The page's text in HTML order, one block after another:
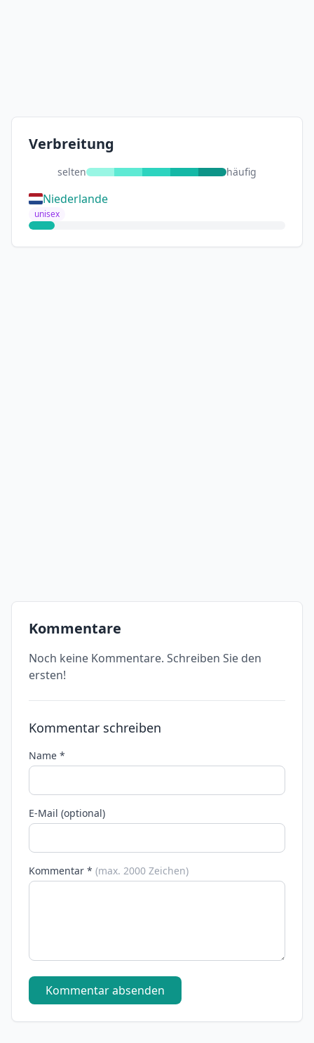
Verbreitung
selten häufig
Niederlande
unisex
Kommentare
Noch keine Kommentare. Schreiben Sie den
ersten!
Kommentar schreiben
Name *
E-Mail (optional)
Kommentar * (max. 2000 Zeichen)
Kommentar absenden